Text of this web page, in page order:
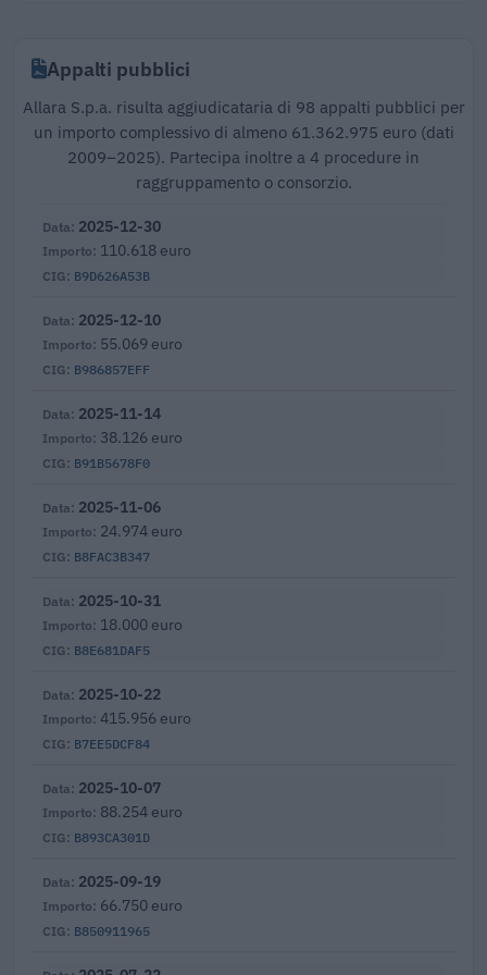
Appalti pubblici
Allara S.p.a. risulta aggiudicataria di 98 appalti pubblici per
un importo complessivo di almeno 61.362.975 euro (dati
2009–2025). Partecipa inoltre a 4 procedure in
raggruppamento o consorzio.
B9D626A53B
2025-12-30
110.618 euro
B986857EFF
2025-12-10
55.069 euro
B91B5678F0
2025-11-14
38.126 euro
B8FAC3B347
2025-11-06
24.974 euro
B8E681DAF5
2025-10-31
18.000 euro
B7EE5DCF84
2025-10-22
415.956 euro
B893CA301D
2025-10-07
88.254 euro
B850911965
2025-09-19
66.750 euro